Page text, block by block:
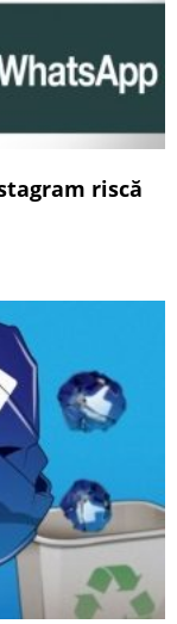
riscă